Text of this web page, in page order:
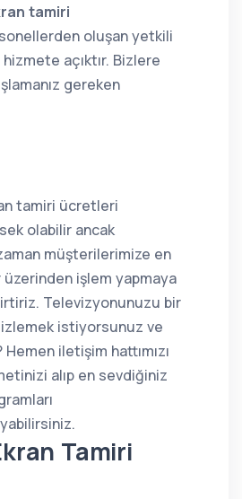
tamiri
oluşan yetkili
açıktır. Bizlere
gereken
tamiri ücretleri
olabilir ancak
müşterilerimize en
üzerinden işlem yapmaya
Televizyonunuzu bir
istiyorsunuz ve
Hemen iletişim hattımızı
alıp en sevdiğiniz
Tamiri